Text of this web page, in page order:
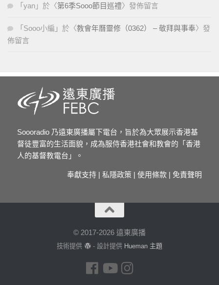
「 yan 」於〈第6季Sooo節目巡禮〉發佈留言
「 Sooo小編 」於〈教會年曆靈修（0362） – 敬拜與事奉〉發
佈留言
Soooradio 乃遠東廣播屬下電台，旨於為大眾展示香港基
督徒豐富的生活面貌，成為服侍香港社會和教會的「香港
人的基督教電台」。
奉獻支持 | 私隱政策 | 使用條款 | 免責聲明
© 2017-2026 遠東廣播
技術提供 - 設計提供 Hueman 主題